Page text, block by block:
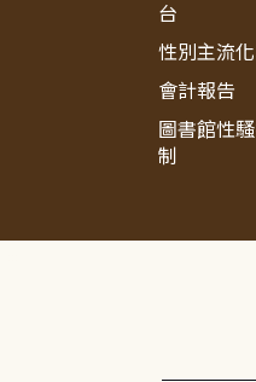
台
性別主流
會計報告
圖書館性
制